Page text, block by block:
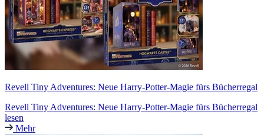
Revell Tiny Adventures: Neue Harry-Potter-Magie fürs Bücherregal
Revell Tiny Adventures: Neue Harry-Potter-Magie fürs Bücherregal
lesen
Mehr